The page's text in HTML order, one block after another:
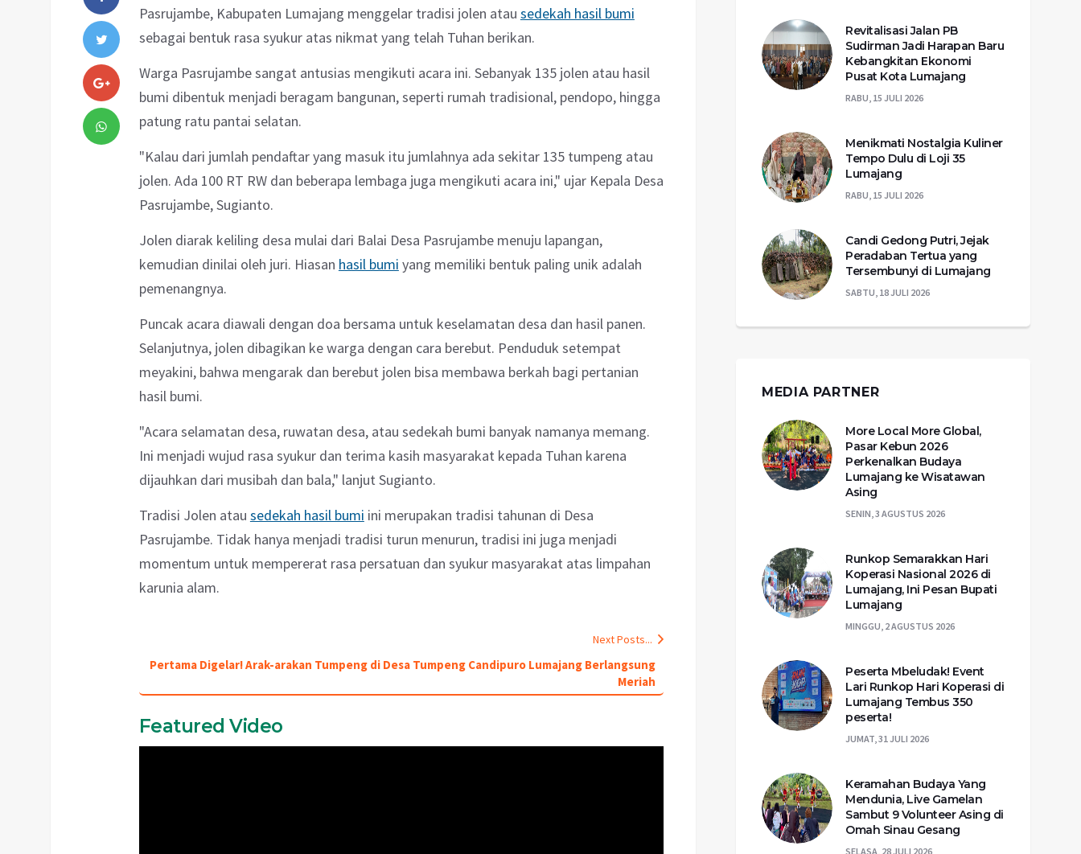
Pasrujambe, Kabupaten Lumajang menggelar tradisi jolen atau sedekah hasil bumi
sebagai bentuk rasa syukur atas nikmat yang telah Tuhan berikan.
Warga Pasrujambe sangat antusias mengikuti acara ini. Sebanyak 135 jolen atau hasil
bumi dibentuk menjadi beragam bangunan, seperti rumah tradisional, pendopo, hingga
patung ratu pantai selatan.
"Kalau dari jumlah pendaftar yang masuk itu jumlahnya ada sekitar 135 tumpeng atau
jolen. Ada 100 RT RW dan beberapa lembaga juga mengikuti acara ini," ujar Kepala Desa
Pasrujambe, Sugianto.
Jolen diarak keliling desa mulai dari Balai Desa Pasrujambe menuju lapangan,
kemudian dinilai oleh juri. Hiasan hasil bumi yang memiliki bentuk paling unik adalah
pemenangnya.
Puncak acara diawali dengan doa bersama untuk keselamatan desa dan hasil panen.
Selanjutnya, jolen dibagikan ke warga dengan cara berebut. Penduduk setempat
meyakini, bahwa mengarak dan berebut jolen bisa membawa berkah bagi pertanian
hasil bumi.
"Acara selamatan desa, ruwatan desa, atau sedekah bumi banyak namanya memang.
Ini menjadi wujud rasa syukur dan terima kasih masyarakat kepada Tuhan karena
dijauhkan dari musibah dan bala," lanjut Sugianto.
Tradisi Jolen atau sedekah hasil bumi ini merupakan tradisi tahunan di Desa
Pasrujambe. Tidak hanya menjadi tradisi turun menurun, tradisi ini juga menjadi
momentum untuk mempererat rasa persatuan dan syukur masyarakat atas limpahan
karunia alam.
Next Posts...
Pertama Digelar! Arak-arakan Tumpeng di Desa Tumpeng Candipuro Lumajang Berlangsung
Meriah
Featured Video
Revitalisasi Jalan PB
Sudirman Jadi Harapan Baru
Kebangkitan Ekonomi
Pusat Kota Lumajang
RABU, 15 JULI 2026
Menikmati Nostalgia Kuliner
Tempo Dulu di Loji 35
Lumajang
RABU, 15 JULI 2026
Candi Gedong Putri, Jejak
Peradaban Tertua yang
Tersembunyi di Lumajang
SABTU, 18 JULI 2026
MEDIA PARTNER
More Local More Global,
Pasar Kebun 2026
Perkenalkan Budaya
Lumajang ke Wisatawan
Asing
SENIN, 3 AGUSTUS 2026
Runkop Semarakkan Hari
Koperasi Nasional 2026 di
Lumajang, Ini Pesan Bupati
Lumajang
MINGGU, 2 AGUSTUS 2026
Peserta Mbeludak! Event
Lari Runkop Hari Koperasi di
Lumajang Tembus 350
peserta!
JUMAT, 31 JULI 2026
Keramahan Budaya Yang
Mendunia, Live Gamelan
Sambut 9 Volunteer Asing di
Omah Sinau Gesang
SELASA, 28 JULI 2026